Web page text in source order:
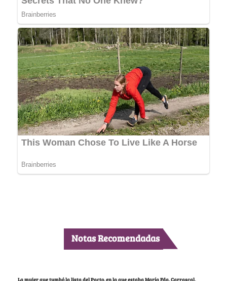
Notas Recomendadas
La mujer que tumbó la lista del Pacto, en la que estaba María Fda. Carrascal,